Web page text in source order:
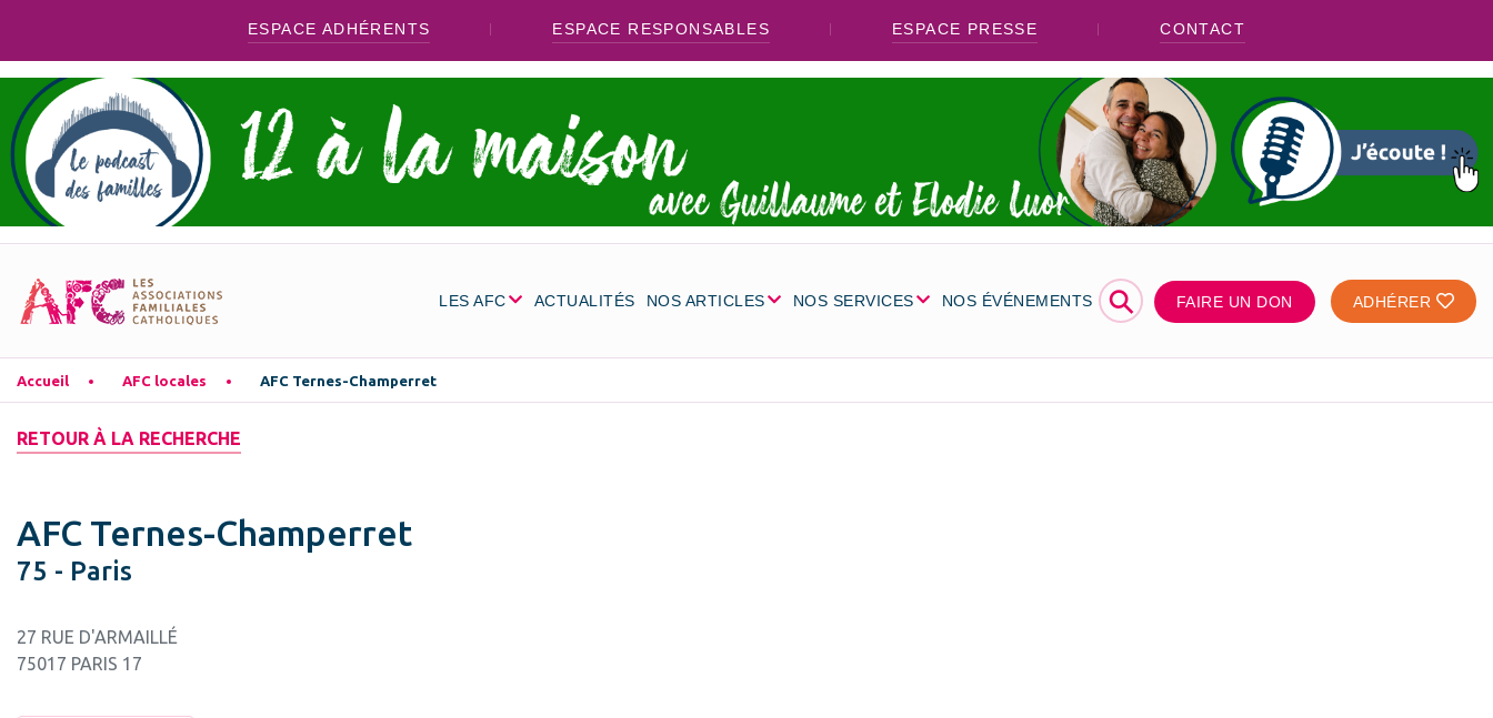
ESPACE ADHÉRENTS ESPACE RESPONSABLES ESPACE PRESSE CONTACT
LES AFC ACTUALITÉS NOS ARTICLES NOS SERVICES NOS ÉVÉNEMENTS ⚲ FAIRE UN DON ADHÉRER
Accueil AFC locales AFC Ternes-Champerret
RETOUR À LA RECHERCHE
AFC Ternes-Champerret
75 - Paris
27 RUE D'ARMAILLÉ
75017 PARIS 17